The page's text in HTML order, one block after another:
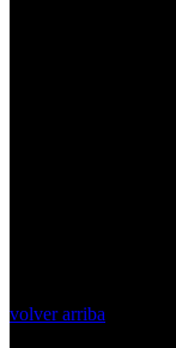
volver arriba